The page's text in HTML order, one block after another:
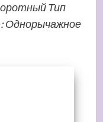
Тип
Однорычажное